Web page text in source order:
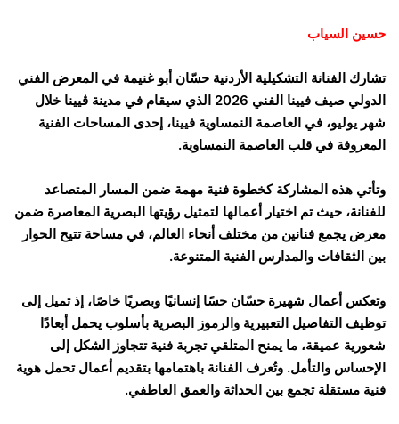
حسين السياب
تشارك الفنانة التشكيلية الأردنية حسّان أبو غنيمة في المعرض الفني
الدولي صيف فيينا الفني 2026 الذي سيقام في مدينة ڤيينا خلال
شهر يوليو، في العاصمة النمساوية فيينا، إحدى المساحات الفنية
المعروفة في قلب العاصمة النمساوية.
وتأتي هذه المشاركة كخطوة فنية مهمة ضمن المسار المتصاعد
للفنانة، حيث تم اختيار أعمالها لتمثيل رؤيتها البصرية المعاصرة ضمن
معرض يجمع فنانين من مختلف أنحاء العالم، في مساحة تتيح الحوار
بين الثقافات والمدارس الفنية المتنوعة.
وتعكس أعمال شهيرة حسّان حسًا إنسانيًا وبصريًا خاصًا، إذ تميل إلى
توظيف التفاصيل التعبيرية والرموز البصرية بأسلوب يحمل أبعادًا
شعورية عميقة، ما يمنح المتلقي تجربة فنية تتجاوز الشكل إلى
الإحساس والتأمل. وتُعرف الفنانة باهتمامها بتقديم أعمال تحمل هوية
فنية مستقلة تجمع بين الحداثة والعمق العاطفي.